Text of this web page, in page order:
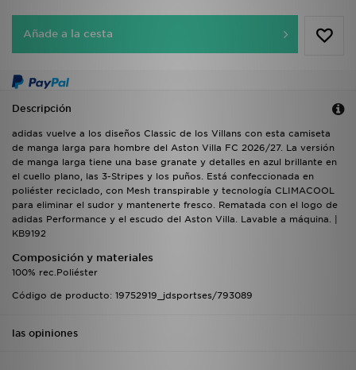
Añade a la cesta
Descripción
adidas vuelve a los diseños Classic de los Villans con esta camiseta
de manga larga para hombre del Aston Villa FC 2026/27. La versión
de manga larga tiene una base granate y detalles en azul brillante en
el cuello plano, las 3-Stripes y los puños. Está confeccionada en
poliéster reciclado, con Mesh transpirable y tecnología CLIMACOOL
para eliminar el sudor y mantenerte fresco. Rematada con el logo de
adidas Performance y el escudo del Aston Villa. Lavable a máquina. |
KB9192
Composición y materiales
100% rec.Poliéster
Código de producto: 19752919_jdsportses/793089
las opiniones